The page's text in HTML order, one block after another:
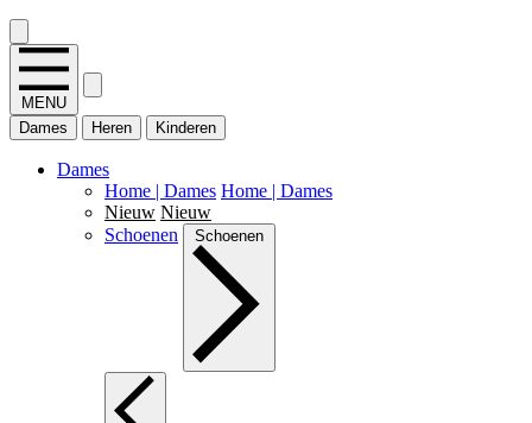
MENU
Dames
Heren Kinderen
Dames
Home | Dames Home | Dames
Nieuw Nieuw
Schoenen
Schoenen